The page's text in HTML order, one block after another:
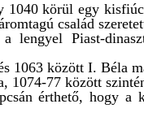
1040 körül egy
család
lengyel Piast-
1063 között I. Béla
1074-77 között
érthető, hogy